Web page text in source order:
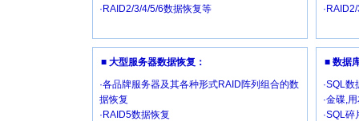
·RAID2/3/4/5/6数据恢复等
■ 大型服务器数据恢复：
·各品牌服务器及其各种形式RAID阵列组合的数
据恢复
·RAID5数据恢复
■ 数据
·SQL
·金碟,
·SQL